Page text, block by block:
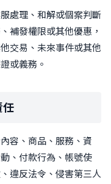
處理、和解或個案判斷
補發權限或其他優惠，
交易、未來事件或其他
或義務。
任
容、商品、服務、資
、付款行為、帳號使
違反法令、侵害第三人